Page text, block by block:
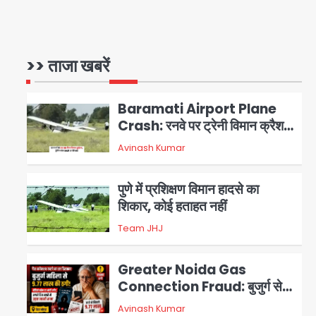
>> ताजा खबरें
2
जांच शुरू
Avinash Kumar
3
पुणे में प्रशिक्षण विमान हादसे का
शिकार, कोई हताहत नहीं
Team JHJ
4
Greater Noida Gas
Connection Fraud: बुजुर्ग से
वीडियो कॉल पर 9.77 लाख की साइबर
Avinash Kumar
Taylor Swift: ट्रंप कैंपेन-व्हाइट
हाउस पोस्ट से हटाए गए गाने, जानें पूरा